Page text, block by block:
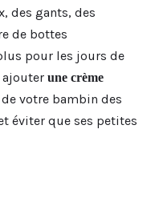
des gants, des
de bottes
pour les jours de
ajouter une crème
votre bambin des
éviter que ses petites